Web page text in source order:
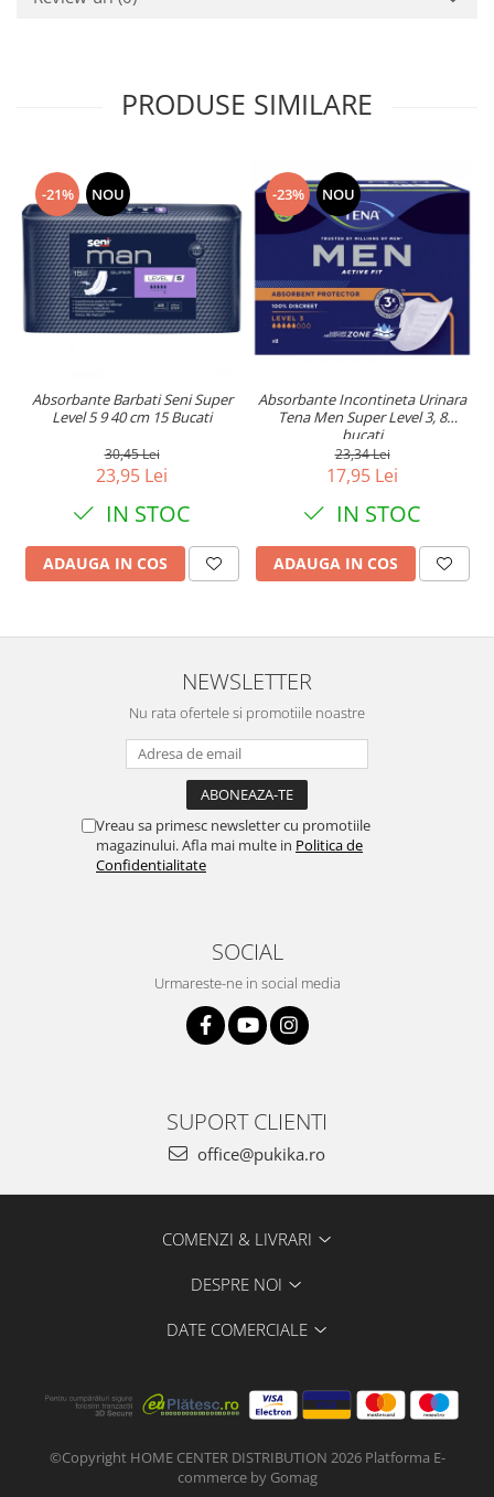
PRODUSE SIMILARE
-21% NOU
Absorbante Barbati Seni Super
Level 5 9 40 cm 15 Bucati
30,45 Lei
23,95 Lei
IN STOC
ADAUGA IN COS
-23% NOU
Absorbante Incontineta Urinara
Tena Men Super Level 3, 8
bucati
23,34 Lei
17,95 Lei
IN STOC
ADAUGA IN COS
NEWSLETTER
Nu rata ofertele si promotiile noastre
Vreau sa primesc newsletter cu promotiile
magazinului. Afla mai multe in Politica de
Confidentialitate
SOCIAL
Urmareste-ne in social media
SUPORT CLIENTI
office@pukika.ro
COMENZI & LIVRARI
DESPRE NOI
DATE COMERCIALE
©Copyright HOME CENTER DISTRIBUTION 2026 Platforma E-
commerce by Gomag